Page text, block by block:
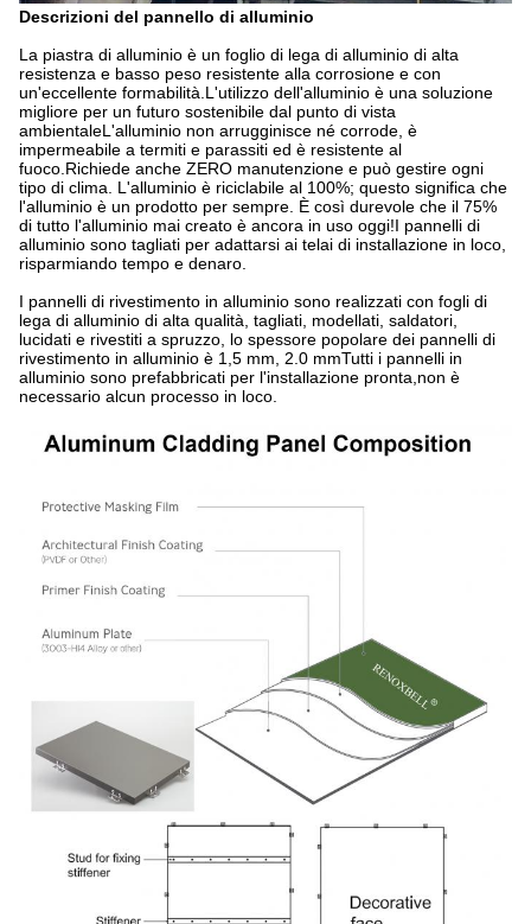
Descrizioni del pannello di alluminio
La piastra di alluminio è un foglio di lega di alluminio di alta
resistenza e basso peso resistente alla corrosione e con
un'eccellente formabilità.L'utilizzo dell'alluminio è una soluzione
migliore per un futuro sostenibile dal punto di vista
ambientaleL'alluminio non arrugginisce né corrode, è
impermeabile a termiti e parassiti ed è resistente al
fuoco.Richiede anche ZERO manutenzione e può gestire ogni
tipo di clima. L'alluminio è riciclabile al 100%; questo significa che
l'alluminio è un prodotto per sempre. È così durevole che il 75%
di tutto l'alluminio mai creato è ancora in uso oggi!I pannelli di
alluminio sono tagliati per adattarsi ai telai di installazione in loco,
risparmiando tempo e denaro.
I pannelli di rivestimento in alluminio sono realizzati con fogli di
lega di alluminio di alta qualità, tagliati, modellati, saldatori,
lucidati e rivestiti a spruzzo, lo spessore popolare dei pannelli di
rivestimento in alluminio è 1,5 mm, 2.0 mmTutti i pannelli in
alluminio sono prefabbricati per l'installazione pronta,non è
necessario alcun processo in loco.